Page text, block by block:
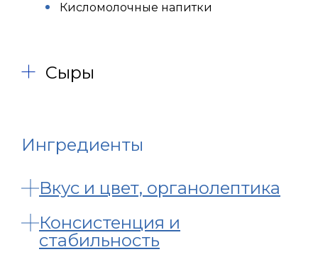
Кисломолочные напитки
Сыры
Ингредиенты
Вкус и цвет, органолептика
Консистенция и
стабильность